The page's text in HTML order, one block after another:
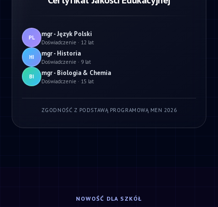
PL mgr - Język Polski
Doświadczenie · 12 lat
HI mgr - Historia
Doświadczenie · 9 lat
BI mgr - Biologia & Chemia
Doświadczenie · 15 lat
ZGODNOŚĆ Z PODSTAWĄ PROGRAMOWĄ MEN 2026
NOWOŚĆ DLA SZKÓŁ